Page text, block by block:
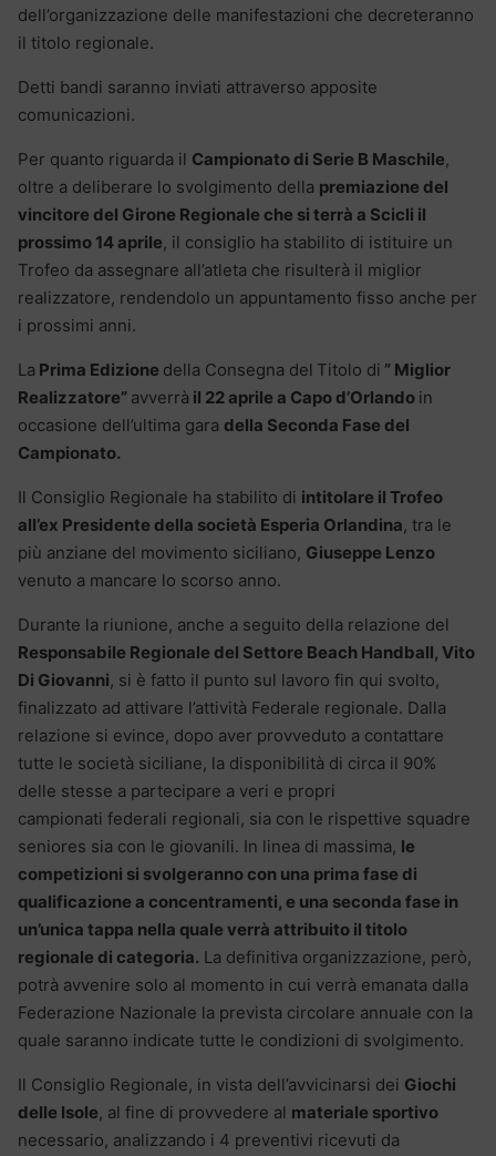
dell’organizzazione delle manifestazioni che decreteranno
il titolo regionale.
Detti bandi saranno inviati attraverso apposite
comunicazioni.
Per quanto riguarda il Campionato di Serie B Maschile,
oltre a deliberare lo svolgimento della premiazione del
vincitore del Girone Regionale che si terrà a Scicli il
prossimo 14 aprile, il consiglio ha stabilito di istituire un
Trofeo da assegnare all’atleta che risulterà il miglior
realizzatore, rendendolo un appuntamento fisso anche per
i prossimi anni.
La Prima Edizione della Consegna del Titolo di ” Miglior
Realizzatore” avverrà il 22 aprile a Capo d’Orlando in
occasione dell’ultima gara della Seconda Fase del
Campionato.
Il Consiglio Regionale ha stabilito di intitolare il Trofeo
all’ex Presidente della società Esperia Orlandina, tra le
più anziane del movimento siciliano, Giuseppe Lenzo
venuto a mancare lo scorso anno.
Durante la riunione, anche a seguito della relazione del
Responsabile Regionale del Settore Beach Handball, Vito
Di Giovanni, si è fatto il punto sul lavoro fin qui svolto,
finalizzato ad attivare l’attività Federale regionale. Dalla
relazione si evince, dopo aver provveduto a contattare
tutte le società siciliane, la disponibilità di circa il 90%
delle stesse a partecipare a veri e propri
campionati federali regionali, sia con le rispettive squadre
seniores sia con le giovanili. In linea di massima, le
competizioni si svolgeranno con una prima fase di
qualificazione a concentramenti, e una seconda fase in
un’unica tappa nella quale verrà attribuito il titolo
regionale di categoria. La definitiva organizzazione, però,
potrà avvenire solo al momento in cui verrà emanata dalla
Federazione Nazionale la prevista circolare annuale con la
quale saranno indicate tutte le condizioni di svolgimento.
Il Consiglio Regionale, in vista dell’avvicinarsi dei Giochi
delle Isole, al fine di provvedere al materiale sportivo
necessario, analizzando i 4 preventivi ricevuti da